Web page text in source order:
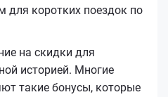
для коротких поездок по
на скидки для
историей. Многие
такие бонусы, которые